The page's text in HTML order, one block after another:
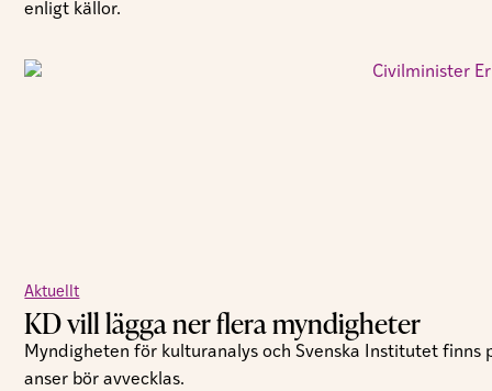
enligt källor.
Aktuellt
KD vill lägga ner flera myndigheter
Myndigheten för kulturanalys och Svenska Institutet
anser bör avvecklas.